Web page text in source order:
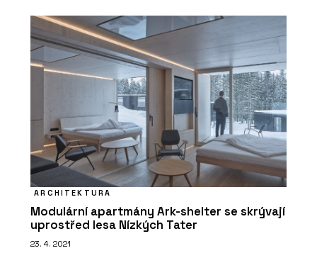
ARCHITEKTURA
Modulární apartmány Ark-shelter se skrývají
uprostřed lesa Nízkých Tater
23. 4. 2021